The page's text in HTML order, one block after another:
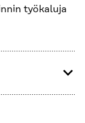
työkaluja